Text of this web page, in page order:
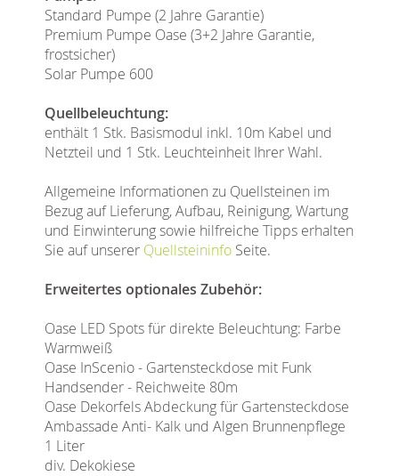
Standard Pumpe (2 Jahre Garantie)
Premium Pumpe Oase (3+2 Jahre Garantie,
frostsicher)
Solar Pumpe 600
Quellbeleuchtung:
enthält 1 Stk. Basismodul inkl. 10m Kabel und
Netzteil und 1 Stk. Leuchteinheit Ihrer Wahl.
Allgemeine Informationen zu Quellsteinen im
Bezug auf Lieferung, Aufbau, Reinigung, Wartung
und Einwinterung sowie hilfreiche Tipps erhalten
Sie auf unserer Quellsteininfo Seite.
Erweitertes optionales Zubehör:
Oase LED Spots für direkte Beleuchtung: Farbe
Warmweiß
Oase InScenio - Gartensteckdose mit Funk
Handsender - Reichweite 80m
Oase Dekorfels Abdeckung für Gartensteckdose
Ambassade Anti- Kalk und Algen Brunnenpflege
1 Liter
div. Dekokiese